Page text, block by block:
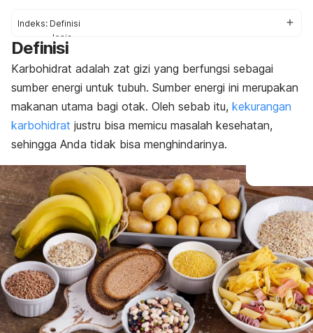
Indeks: Definisi
Jenis
Rekomendasi karbohidrat harian
Pola makan karbohidrat
Definisi
Karbohidrat adalah zat gizi yang berfungsi sebagai
sumber energi untuk tubuh. Sumber energi ini merupakan
makanan utama bagi otak. Oleh sebab itu, kekurangan
karbohidrat justru bisa memicu masalah kesehatan,
sehingga Anda tidak bisa menghindarinya.